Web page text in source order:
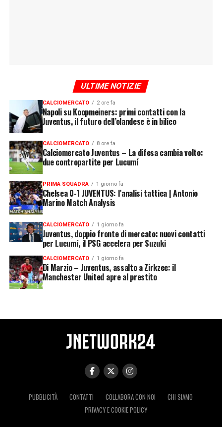
ULTIME NOTIZIE
CALCIOMERCATO 2 ore fa
Napoli su Koopmeiners: primi contatti con la
Juventus, il futuro dell’olandese è in bilico
CALCIOMERCATO 8 ore fa
Calciomercato Juventus – La difesa cambia volto:
due contropartite per Lucumí
PRIMA SQUADRA 1 giorno fa
Chelsea 0-1 JUVENTUS: l’analisi tattica | Antonio
Marino Match Analysis
CALCIOMERCATO 1 giorno fa
Juventus, doppio fronte di mercato: nuovi contatti
per Lucumí, il PSG accelera per Suzuki
CALCIOMERCATO 1 giorno fa
Di Marzio – Juventus, assalto a Zirkzee: il
Manchester United apre al prestito
PUBBLICITÀ CONTATTI COLLABORA CON NOI
CHI SIAMO
PRIVACY E COOKIE POLICY